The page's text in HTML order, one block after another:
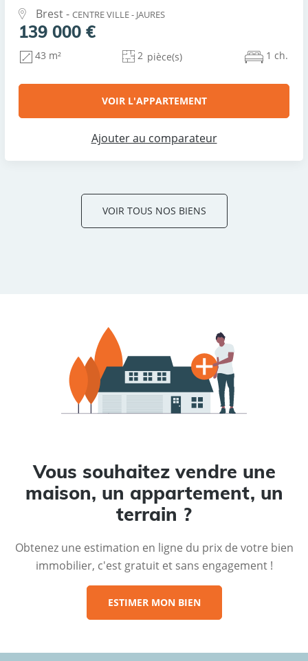
Brest - CENTRE VILLE - JAURES
139 000 €
43 m² 2 pièce(s) 1 ch.
VOIR L'APPARTEMENT
Ajouter au comparateur
VOIR TOUS NOS BIENS
Vous souhaitez vendre une
maison, un appartement, un
terrain ?
Obtenez une estimation en ligne du prix de votre bien
immobilier, c'est gratuit et sans engagement !
ESTIMER MON BIEN